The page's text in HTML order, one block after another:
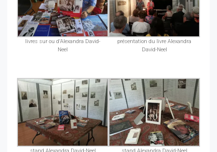
livres sur ou d'Alexandra David-
Neel
présentation du livre Alexandra
David-Neel